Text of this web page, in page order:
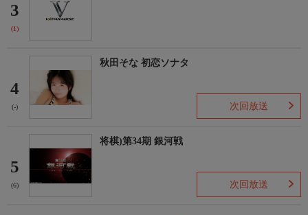
3
(1)
4
(-)
秋田そな 初恋ソナタ
次回放送
5
(6)
将棋)第34期 銀河戦
次回放送